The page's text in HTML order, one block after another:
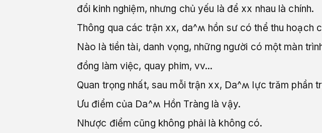
đổi kinh nghiệm, nhưng chủ yếu là để xx nhau là chính.
Thông qua các trận xx, da^ʍ hồn sư có thể thu hoạch
Nào là tiền tài, danh vọng, những người có một màn
đồng làm việc, quay phim, vv...
Quan trọng nhất, sau mỗi trận xx, Da^ʍ lực trăm phần
Ưu điểm của Da^ʍ Hồn Tràng là vậy.
Nhược điểm cũng không phải là không có.